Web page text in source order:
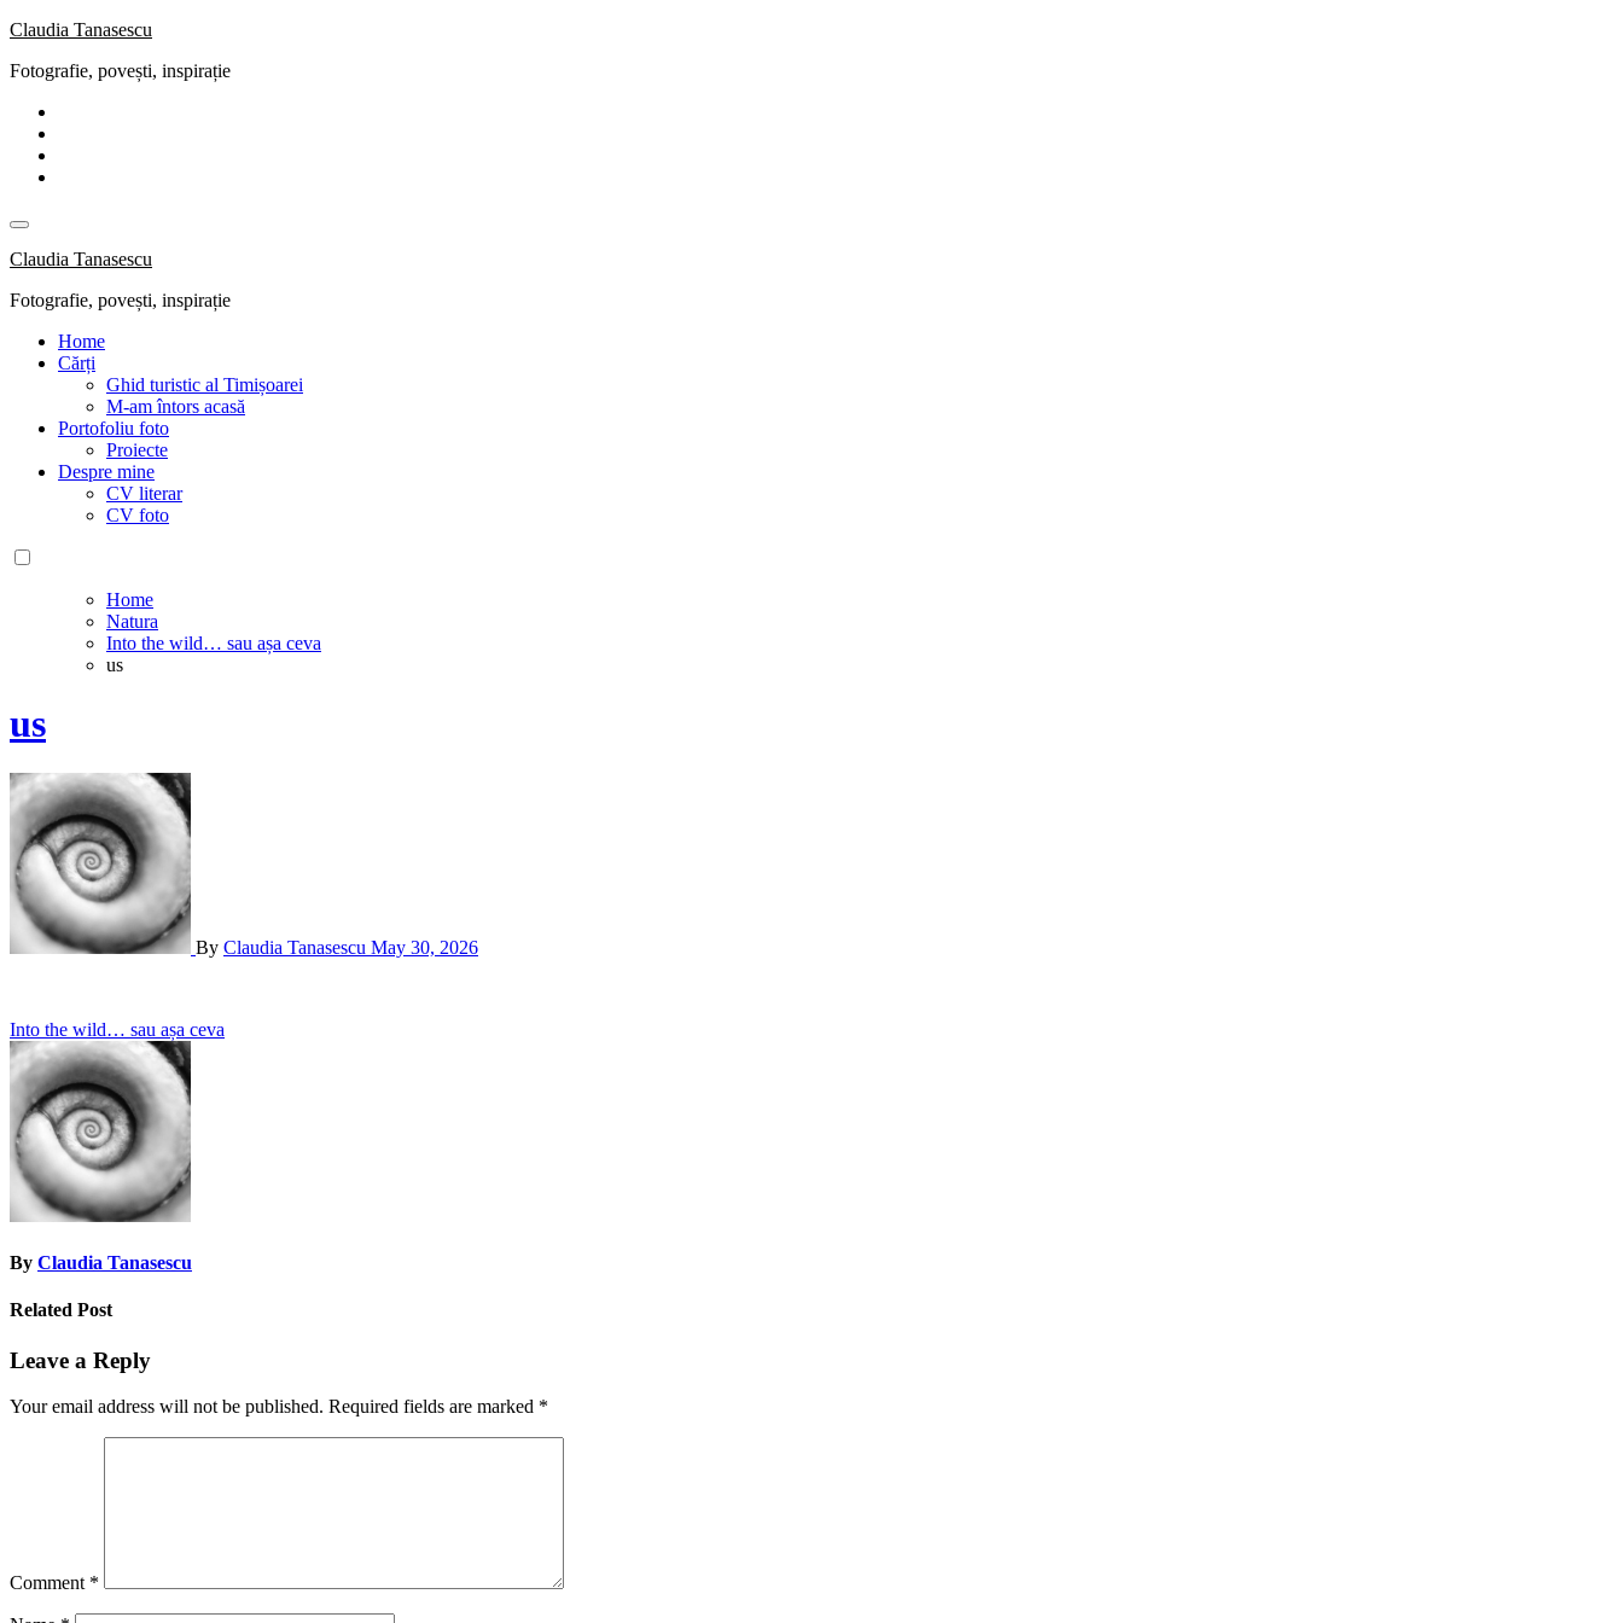
Skip
content
Claudia Tanasescu
Fotografie, povești, inspirație
Claudia Tanasescu
Fotografie, povești, inspirație
Home
Cărți
Ghid turistic al Timișoarei
M-am întors acasă
Portofoliu foto
Proiecte
Despre mine
CV literar
CV foto
Home
Natura
Into the wild… sau așa ceva
us
us
By Claudia Tanasescu May 30, 2026
Post
navigation
Into the wild… sau așa ceva
By Claudia Tanasescu
Related Post
Leave a Reply
Your email address will not be published. Required fields are marked *
Comment *